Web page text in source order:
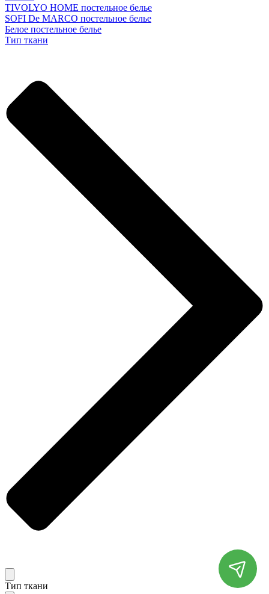
TIVOLYO HOME постельное белье
SOFI De MARCO постельное белье
Белое постельное белье
Тип ткани
Тип ткани